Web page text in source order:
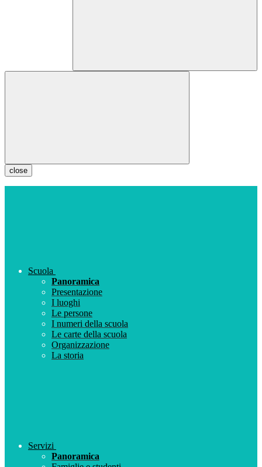
close
Scuola
Panoramica
Presentazione
I luoghi
Le persone
I numeri della scuola
Le carte della scuola
Organizzazione
La storia
Servizi
Panoramica